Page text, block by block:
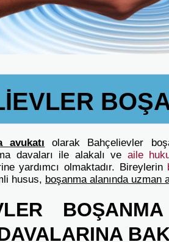
avukatı olarak Bahçelievler
davaları ile alakalı ve aile
yardımcı olmaktadır. Bireylerin
husus, boşanma alanında uzman